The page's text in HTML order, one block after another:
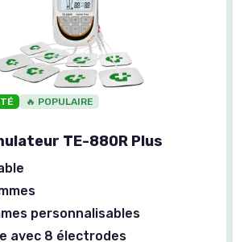
🔥 POPULAIRE
TE-880R Plus
personnalisables
avec 8 électrodes